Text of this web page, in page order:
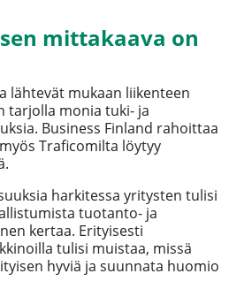
mittakaava on
lähtevät mukaan liikenteen
tarjolla monia tuki- ja
Business Finland rahoittaa
Traficomilta löytyy
harkitessa yritysten tulisi
tuotanto- ja
kertaa. Erityisesti
tulisi muistaa, missä
hyviä ja suunnata huomio